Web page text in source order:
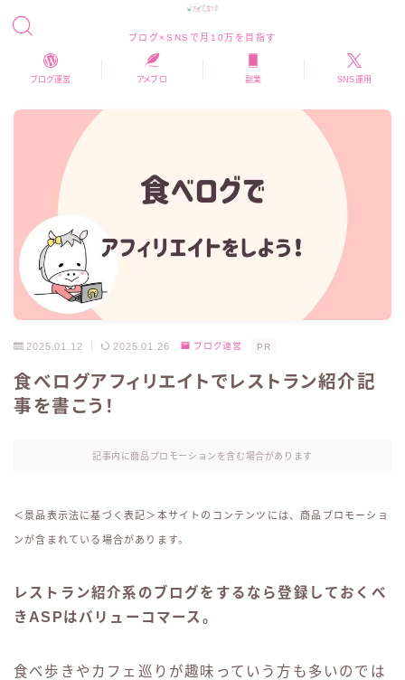
ブログ×SNSで月10万を目指す
ブログ運営 アメブロ 副業 SNS運用
2025.01.12 2025.01.26 ブログ運営 PR
食べログアフィリエイトでレストラン紹介記
事を書こう！
記事内に商品プロモーションを含む場合があります
＜景品表示法に基づく表記＞本サイトのコンテンツには、商品プロモーショ
ンが含まれている場合があります。
レストラン紹介系のブログをするなら登録しておくべ
きASPはバリューコマース。
食べ歩きやカフェ巡りが趣味っていう方も多いのでは